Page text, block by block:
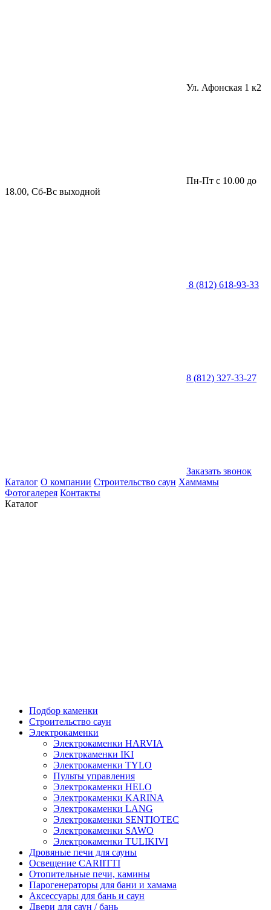
Ул. Афонская 1 к2
Пн-Пт с 10.00 до
18.00, Сб-Вс выходной
8 (812) 618-93-33
8 (812) 327-33-27
Заказать звонок
Каталог О компании Строительство саун Хаммамы
Фотогалерея Контакты
Каталог
Подбор каменки
Строительство саун
Электрокаменки
Электрокаменки HARVIA
Электркаменки IKI
Электрокаменки TYLO
Пульты управления
Электрокаменки HELO
Электрокаменки KARINA
Электрокаменки LANG
Электрокаменки SENTIOTEC
Электрокаменки SAWO
Электрокаменки TULIKIVI
Дровяные печи для сауны
Освещение CARIITTI
Отопительные печи, камины
Парогенераторы для бани и хамама
Аксессуары для бань и саун
Двери для саун / бань